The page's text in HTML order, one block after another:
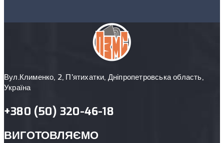
Вул.Клименко, 2, П’ятихатки, Дніпропетровська область,
Україна
+380 (50) 320-46-18
ВИГОТОВЛЯЄМО